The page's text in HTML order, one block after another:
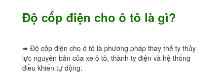
Độ cốp điện cho ô tô là gì?
➠ Độ cốp điện cho ô tô là phương pháp thay thế ty thủy
lực nguyên bản của xe ô tô, thành ty điện và hệ thống
điều khiển tự động.